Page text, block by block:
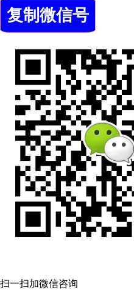
扫一扫加微信咨询